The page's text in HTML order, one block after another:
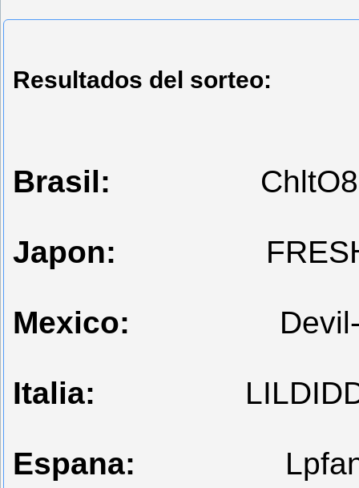
Resultados del sorteo:
Brasil:
Japon:
Mexico:
Italia:
Espana: